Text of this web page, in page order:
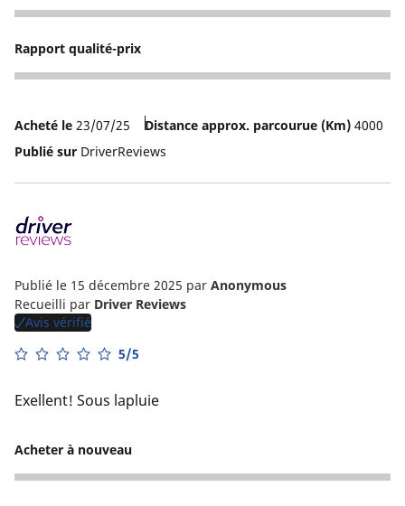
4
Rapport qualité-prix
5
Acheté le 23/07/25 Distance approx. parcourue (Km) 4000
Publié sur DriverReviews
Publié le 15 décembre 2025 par Anonymous
Recueilli par Driver Reviews
Avis vérifié
5/5
Exellent! Sous lapluie
Acheter à nouveau
5